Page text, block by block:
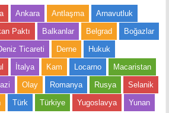
Ankara Antlaşma
Arnavutluk
Paktı Balkanlar Belgrad
Boğazlar
Ticareti Derne
Hukuk
İtalya Kam Locarno
Macaristan
Olay Romanya Rusya
Selanik
Türk Türkiye Yugoslavya
Yunan